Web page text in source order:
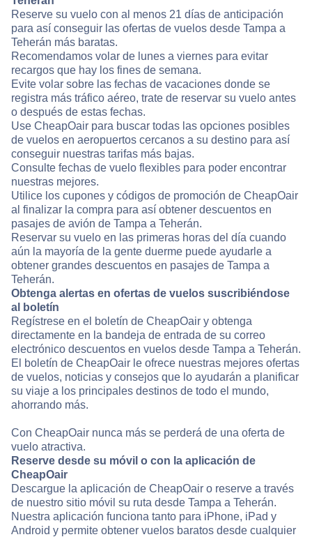
Reserve su vuelo con al menos 21 días de anticipación
para así conseguir las ofertas de vuelos desde Tampa a
Teherán más baratas.
Recomendamos volar de lunes a viernes para evitar
recargos que hay los fines de semana.
Evite volar sobre las fechas de vacaciones donde se
registra más tráfico aéreo, trate de reservar su vuelo antes
o después de estas fechas.
Use CheapOair para buscar todas las opciones posibles
de vuelos en aeropuertos cercanos a su destino para así
conseguir nuestras tarifas más bajas.
Consulte fechas de vuelo flexibles para poder encontrar
nuestras mejores.
Utilice los cupones y códigos de promoción de CheapOair
al finalizar la compra para así obtener descuentos en
pasajes de avión de Tampa a Teherán.
Reservar su vuelo en las primeras horas del día cuando
aún la mayoría de la gente duerme puede ayudarle a
obtener grandes descuentos en pasajes de Tampa a
Teherán.
Obtenga alertas en ofertas de vuelos suscribiéndose
al boletín
Regístrese en el boletín de CheapOair y obtenga
directamente en la bandeja de entrada de su correo
electrónico descuentos en vuelos desde Tampa a Teherán.
El boletín de CheapOair le ofrece nuestras mejores ofertas
de vuelos, noticias y consejos que lo ayudarán a planificar
su viaje a los principales destinos de todo el mundo,
ahorrando más.
Con CheapOair nunca más se perderá de una oferta de
vuelo atractiva.
Reserve desde su móvil o con la aplicación de
CheapOair
Descargue la aplicación de CheapOair o reserve a través
de nuestro sitio móvil su ruta desde Tampa a Teherán.
Nuestra aplicación funciona tanto para iPhone, iPad y
Android y permite obtener vuelos baratos desde cualquier